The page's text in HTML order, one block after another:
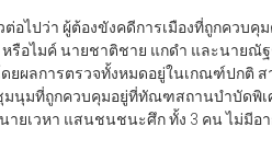
อไปว่า ผู้ต้องขังคดีการเมืองที่ถูกควบ
รือไมค์ นายชาติชาย แกดำ และนาย
ยผลการตรวจทั้งหมดอยู่ในเกณฑ์ปกติ
นุมที่ถูกควบคุมอยู่ที่ทัณฑสถานบำบัดพิเ
ยเวหา แสนชนชนะศึก ทั้ง 3 คน ไม่มีอ